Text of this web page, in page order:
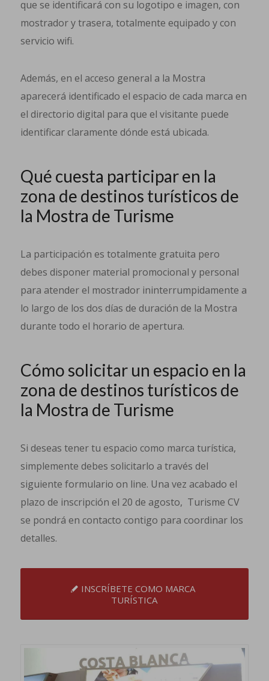
que se identificará con su logotipo e imagen, con
mostrador y trasera, totalmente equipado y con
servicio wifi.
Además, en el acceso general a la Mostra
aparecerá identificado el espacio de cada marca en
el directorio digital para que el visitante puede
identificar claramente dónde está ubicada.
Qué cuesta participar en la
zona de destinos turísticos de
la Mostra de Turisme
La participación es totalmente gratuita pero
debes disponer material promocional y personal
para atender el mostrador ininterrumpidamente a
lo largo de los dos días de duración de la Mostra
durante todo el horario de apertura.
Cómo solicitar un espacio en la
zona de destinos turísticos de
la Mostra de Turisme
Si deseas tener tu espacio como marca turística,
simplemente debes solicitarlo a través del
siguiente formulario on line. Una vez acabado el
plazo de inscripción el 20 de agosto, Turisme CV
se pondrá en contacto contigo para coordinar los
detalles.
INSCRÍBETE COMO MARCA
TURÍSTICA